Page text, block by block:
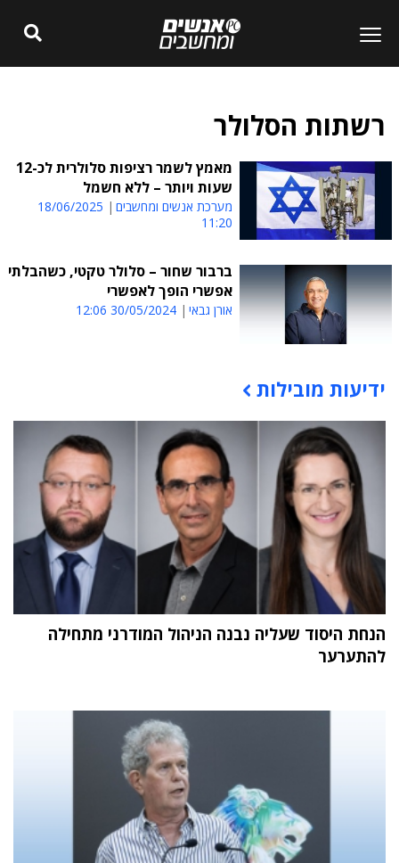
רשתות הסלולר
מאמץ לשמר רציפות סלולרית לכ-12
שעות ויותר – ללא חשמל
מערכת אנשים ומחשבים
18/06/2025
11:20
ברבור שחור – סלולר טקטי, כשהבלתי
אפשרי הופך לאפשרי
אורן גבאי 30/05/2024 12:06
תוכן פרסומי
ידיעות מובילות
הנחת היסוד שעליה נבנה הניהול המודרני מתחילה
להתערער